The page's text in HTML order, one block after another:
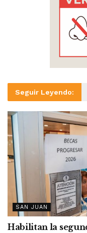
Seguir Leyendo:
SAN JUAN
Habilitan la